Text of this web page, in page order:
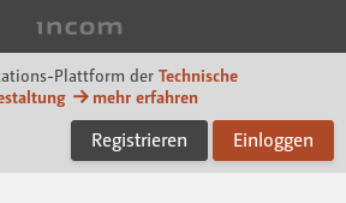
Plattform der Technische
mehr erfahren
Registrieren Einloggen